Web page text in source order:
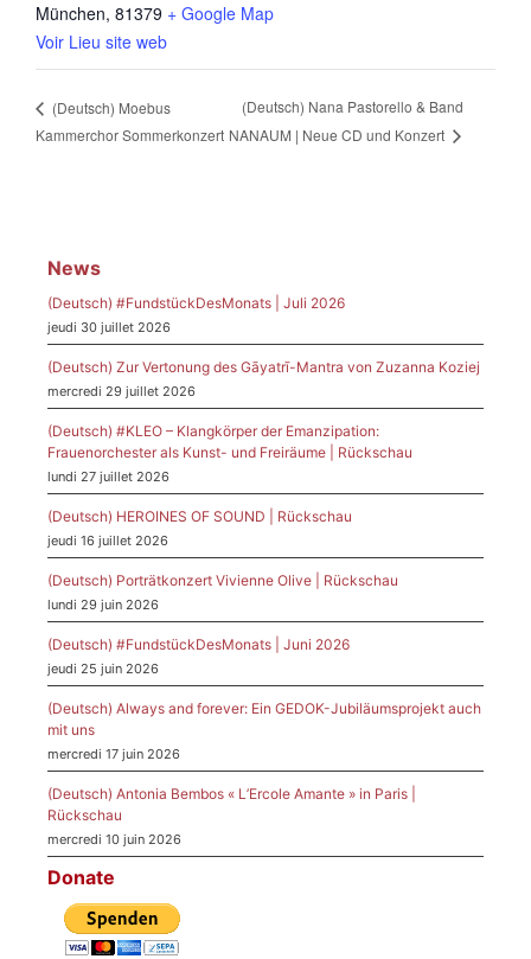
München, 81379 + Google Map
Voir Lieu site web
(Deutsch) Moebus
Kammerchor Sommerkonzert
(Deutsch) Nana Pastorello & Band
NANAUM | Neue CD und Konzert
News
(Deutsch) #FundstückDesMonats | Juli 2026
jeudi 30 juillet 2026
(Deutsch) Zur Vertonung des Gāyatrī-Mantra von Zuzanna Koziej
mercredi 29 juillet 2026
(Deutsch) #KLEO – Klangkörper der Emanzipation:
Frauenorchester als Kunst- und Freiräume | Rückschau
lundi 27 juillet 2026
(Deutsch) HEROINES OF SOUND | Rückschau
jeudi 16 juillet 2026
(Deutsch) Porträtkonzert Vivienne Olive | Rückschau
lundi 29 juin 2026
(Deutsch) #FundstückDesMonats | Juni 2026
jeudi 25 juin 2026
(Deutsch) Always and forever: Ein GEDOK-Jubiläumsprojekt auch
mit uns
mercredi 17 juin 2026
(Deutsch) Antonia Bembos « L’Ercole Amante » in Paris |
Rückschau
mercredi 10 juin 2026
Donate